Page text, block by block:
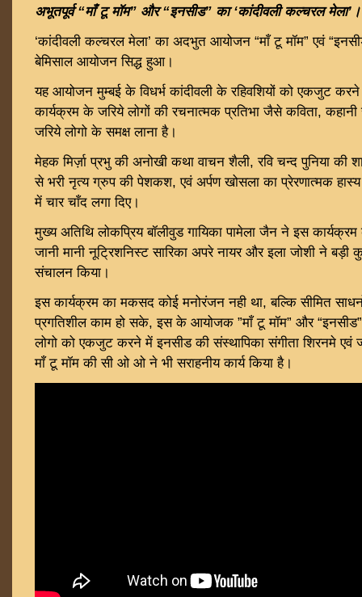
अभूतपूर्व “माँ टू मॉम” और “इनसीड” का ‘कांदीवली कल्चरल मेला’।
‘कांदीवली कल्चरल मेला’ का अदभुत आयोजन “माँ टू मॉम” एवं
बेमिसाल आयोजन सिद्ध हुआ।
यह आयोजन मुम्बई के विधर्भ कांदीवली के रहिवशियों को एकजुट
कार्यक्रम के जरिये लोगों की रचनात्मक प्रतिभा जैसे कविता,
जरिये लोगो के समक्ष लाना है।
मेहक मिर्ज़ा प्रभु की अनोखी कथा वाचन शैली, रवि चन्द पुनिया की
से भरी नृत्य ग्रुप की पेशकश, एवं अर्पण खोसला का प्रेरणात्मक
में चार चाँद लगा दिए।
मुख्य अतिथि लोकप्रिय बॉलीवुड गायिका पामेला जैन ने इस
जानी मानी नूट्रिशनिस्ट सारिका अपरे नायर और इला जोशी ने
संचालन किया।
इस कार्यक्रम का मकसद कोई मनोरंजन नही था, बल्कि सीमित
प्रगतिशील काम हो सके, इस के आयोजक ”माँ टू मॉम” और “इनसीड”
लोगो को एकजुट करने में इनसीड की संस्थापिका संगीता शिरनमे एवं
माँ टू मॉम की सी ओ ओ ने भी सराहनीय कार्य किया है।